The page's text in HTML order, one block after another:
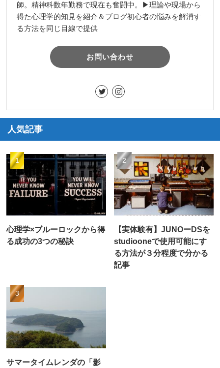
師。精神科数年勤務で現在も奮闘中。▶︎理論や現場から
得た心理学的知見を紹介＆ブログ初心者の悩みを解消す
る方法を同じ目線で提供
お問い合わせ
人気記事
心理学×ブルーロックから得
る成功の3つの秘訣
【実体験有】JUNOーDSを
studiooneで使用可能にす
る方法が３分程度で分かる
記事
サマータイムレンダの「影